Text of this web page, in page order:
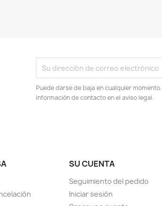
Puede darse de baja en cualquier
información de contacto en el aviso legal.
SU CUENTA
Seguimiento del pedido
Iniciar sesión